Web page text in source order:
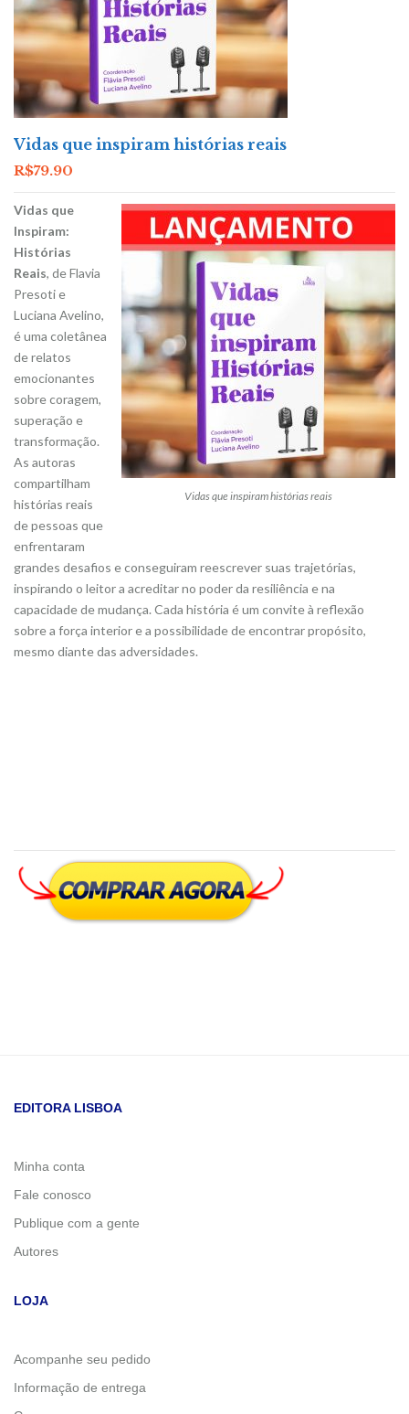
Vidas que inspiram histórias reais
R$79.90
Vidas que inspiram histórias reais
Vidas que
Inspiram:
Histórias
Reais, de Flavia
Presoti e
Luciana Avelino,
é uma coletânea
de relatos
emocionantes
sobre coragem,
superação e
transformação.
As autoras
compartilham
histórias reais
de pessoas que
enfrentaram
grandes desafios e conseguiram reescrever suas trajetórias,
inspirando o leitor a acreditar no poder da resiliência e na
capacidade de mudança. Cada história é um convite à reflexão
sobre a força interior e a possibilidade de encontrar propósito,
mesmo diante das adversidades.
EDITORA LISBOA
Minha conta
Fale conosco
Publique com a gente
Autores
LOJA
Acompanhe seu pedido
Informação de entrega